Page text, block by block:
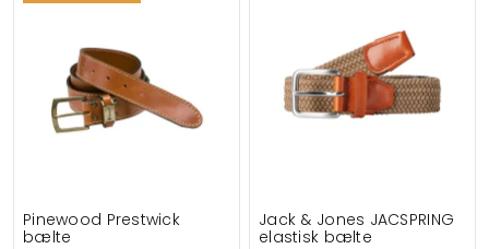
Pinewood Prestwick
bælte
Jack & Jones JACSPRING
elastisk bælte